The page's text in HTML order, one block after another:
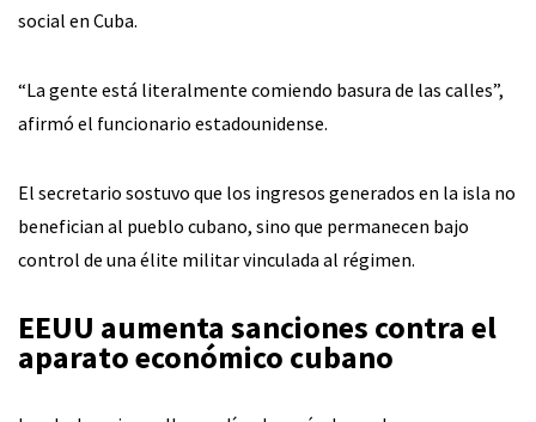
social en Cuba.
“La gente está literalmente comiendo basura de las calles”,
afirmó el funcionario estadounidense.
El secretario sostuvo que los ingresos generados en la isla no
benefician al pueblo cubano, sino que permanecen bajo
control de una élite militar vinculada al régimen.
EEUU aumenta sanciones contra el
aparato económico cubano